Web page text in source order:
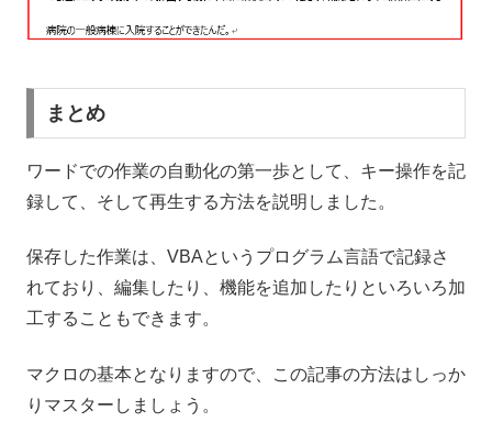
まとめ
ワードでの作業の自動化の第一歩として、キー操作を記
録して、そして再生する方法を説明しました。
保存した作業は、VBAというプログラム言語で記録さ
れており、編集したり、機能を追加したりといろいろ加
工することもできます。
マクロの基本となりますので、この記事の方法はしっか
りマスターしましょう。